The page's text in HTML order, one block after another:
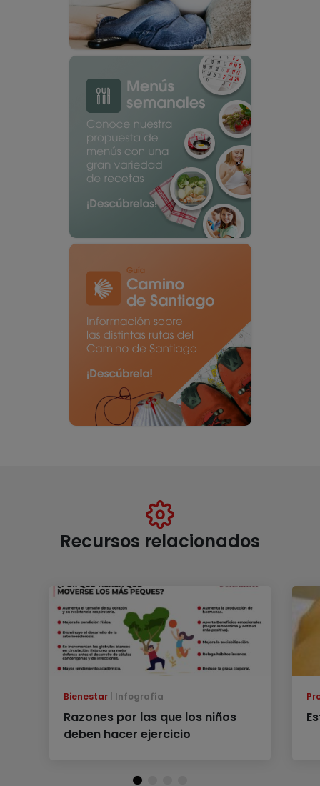
Recursos relacionados
Bienestar Infografía
Razones por las que los niños
deben hacer ejercicio